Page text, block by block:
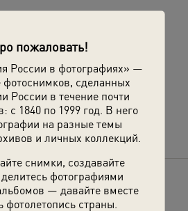
пожаловать!
России в фотографиях» —
фотоснимков, сделанных
России в течение почти
с 1840 по 1999 год. В него
на разные темы
и личных коллекций.
снимки, создавайте
фотографиями
— давайте вместе
фотолетопись страны.
очках» и «Завесьте, будьте
друзьям об этом фото